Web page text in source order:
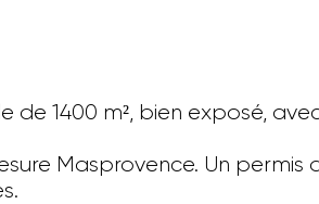
1400 m², bien exposé,
Masprovence. Un permis